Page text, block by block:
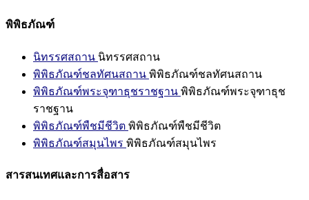
พิพิธภัณฑ์
นิทรรศสถาน นิทรรศสถาน
พิพิธภัณฑ์ชลทัศนสถาน พิพิธภัณฑ์ชลทัศนสถาน
พิพิธภัณฑ์พระจุฑาธุชราชฐาน พิพิธภัณฑ์พระจุฑาธุช
ราชฐาน
พิพิธภัณฑ์พืชมีชีวิต พิพิธภัณฑ์พืชมีชีวิต
พิพิธภัณฑ์สมุนไพร พิพิธภัณฑ์สมุนไพร
สารสนเทศและการสื่อสาร